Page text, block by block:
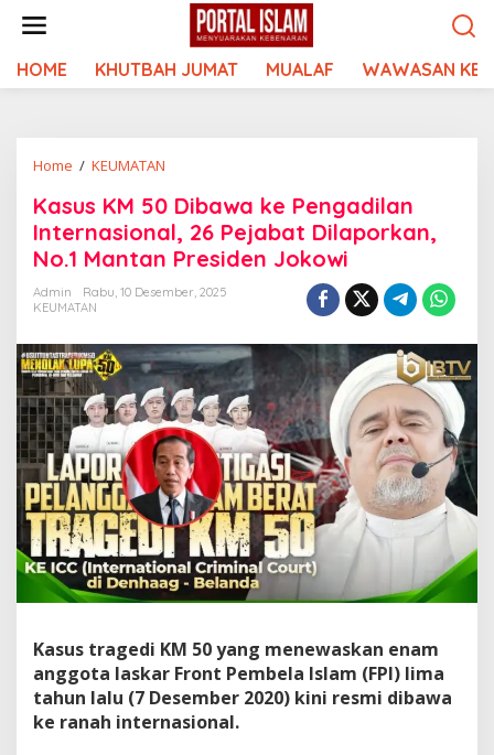
HOME KHUTBAH JUMAT MUALAF WAWASAN
Home / KEUMATAN
50
Dibawa
ke
Internasional,
Pejabat
Dilaporkan,
No.1
Mantan
Presiden
Jokowi
Kasus KM 50 Dibawa ke Pengadilan
Internasional, 26 Pejabat Dilaporkan,
No.1 Mantan Presiden Jokowi
Admin
Rabu, 10 Desember, 2025
KEUMATAN
Kasus tragedi KM 50 yang menewaskan enam
anggota laskar Front Pembela Islam (FPI) lima
tahun lalu (7 Desember 2020) kini resmi dibawa
ke ranah internasional.